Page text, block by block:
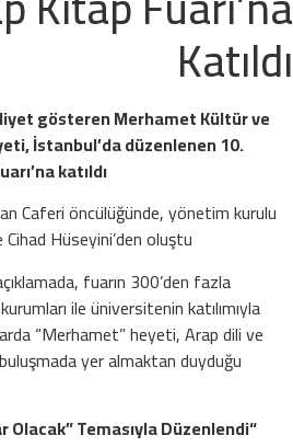
Katıldı
gösteren Merhamet Kültür ve
İstanbul’da düzenlenen 10.
katıldı.
Caferi öncülüğünde, yönetim kurulu
Hüseyini’den oluştu.
fuarın 300’den fazla
ile üniversitenin katılımıyla
“Merhamet” heyeti, Arap dili ve
yer almaktan duyduğu
“Arapça Sonsuza Kadar Var Olacak” Temasıyla Düzenlendi